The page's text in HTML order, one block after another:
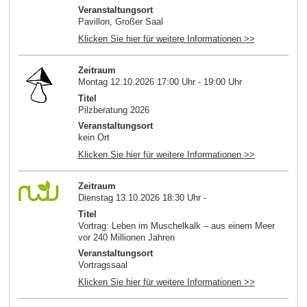
Veranstaltungsort
Pavillon, Großer Saal
Klicken Sie hier für weitere Informationen >>
Zeitraum
Montag 12.10.2026 17:00 Uhr - 19:00 Uhr
Titel
Pilzberatung 2026
Veranstaltungsort
kein Ort
Klicken Sie hier für weitere Informationen >>
Zeitraum
Dienstag 13.10.2026 18:30 Uhr -
Titel
Vortrag: Leben im Muschelkalk – aus einem Meer
vor 240 Millionen Jahren
Veranstaltungsort
Vortragssaal
Klicken Sie hier für weitere Informationen >>